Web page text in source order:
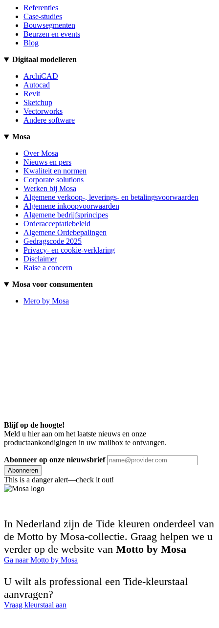
Referenties
Case-studies
Bouwsegmenten
Beurzen en events
Blog
Digitaal modelleren
ArchiCAD
Autocad
Revit
Sketchup
Vectorworks
Andere software
Mosa
Over Mosa
Nieuws en pers
Kwaliteit en normen
Corporate solutions
Werken bij Mosa
Algemene verkoop-, leverings- en betalingsvoorwaarden
Algemene inkoopvoorwaarden
Algemene bedrijfsprincipes
Orderacceptatiebeleid
Algemene Ordebepalingen
Gedragscode 2025
Privacy- en cookie-verklaring
Disclaimer
Raise a concern
Mosa voor consumenten
Mero by Mosa
Blijf op de hoogte!
Meld u hier aan om het laatste nieuws en onze
productaankondigingen in uw mailbox te ontvangen.
Abonneer op onze nieuwsbrief
Abonneren
This is a danger alert—check it out!
In Nederland zijn de Tide kleuren onderdeel van
de Motto by Mosa-collectie. Graag helpen we u
verder op de website van Motto by Mosa
Ga naar Motto by Mosa
U wilt als professional een Tide-kleurstaal
aanvragen?
Vraag kleurstaal aan